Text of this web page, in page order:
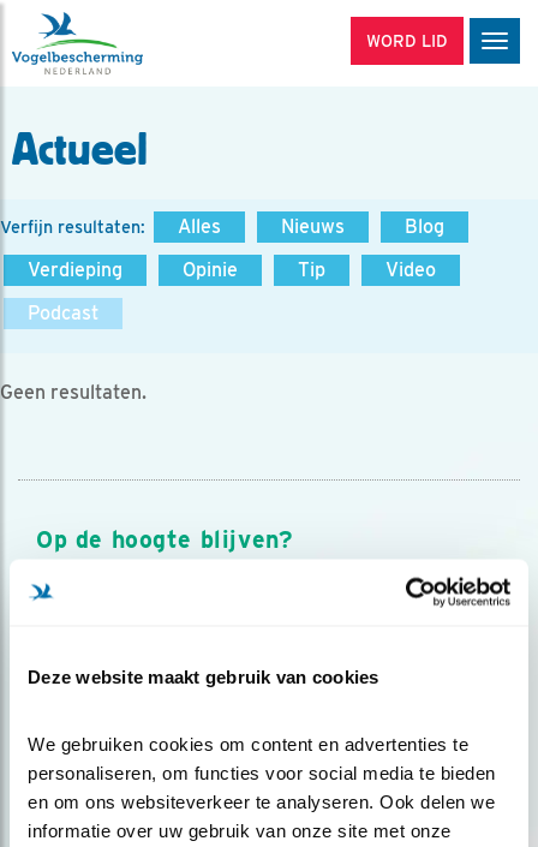
Deze website maakt gebruik van cookies
We gebruiken cookies om content en advertenties te
personaliseren, om functies voor social media te bieden
en om ons websiteverkeer te analyseren. Ook delen we
informatie over uw gebruik van onze site met onze
WORD LID
Actueel
Verfijn resultaten: Alles Nieuws
Blog
Verdieping
Opinie Tip
Video
Podcast
Geen resultaten.
Op de hoogte blijven?
Meld je aan en ontvang nieuws, inspiratie, acties en tips
over vogels en activiteiten van Vogelbescherming.